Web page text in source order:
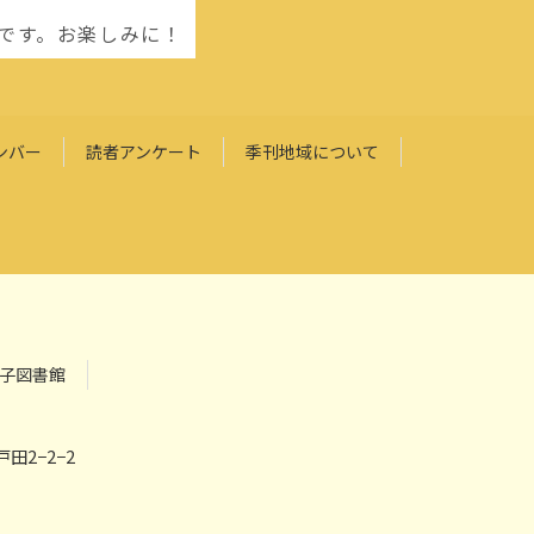
。お楽しみに！
バー 読者アンケート 季刊地域について
図書館
田2−2−2